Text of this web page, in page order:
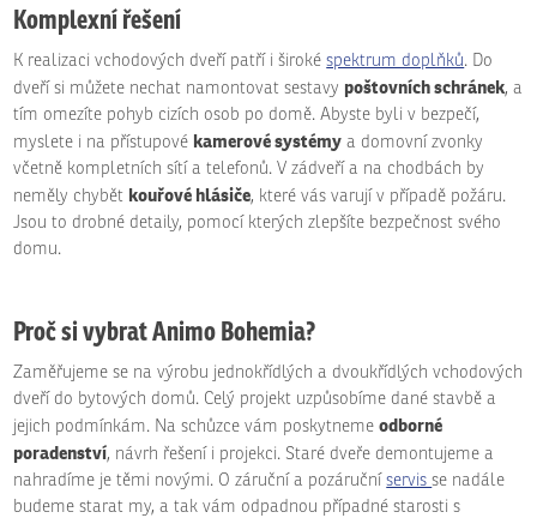
Komplexní řešení
K realizaci vchodových dveří patří i širokéspektrum doplňků. Do
dveří si můžete nechat namontovat sestavy poštovních schránek, a
tím omezíte pohyb cizích osob po domě. Abyste byli v bezpečí,
myslete i na přístupové kamerové systémy a domovní zvonky
včetně kompletních sítí a telefonů. V zádveří a na chodbách by
neměly chybět kouřové hlásiče, které vás varují v případě požáru.
Jsou to drobné detaily, pomocí kterých zlepšíte bezpečnost svého
domu.
Proč si vybrat Animo Bohemia?
Zaměřujeme se na výrobu jednokřídlých a dvoukřídlých vchodových
dveří do bytových domů. Celý projekt uzpůsobíme dané stavbě a
jejich podmínkám. Na schůzce vám poskytnemeodborné
poradenství, návrh řešení i projekci. Staré dveře demontujeme a
nahradíme je těmi novými. O záruční a pozáručníservisse nadále
budeme starat my, a tak vám odpadnou případné starosti s